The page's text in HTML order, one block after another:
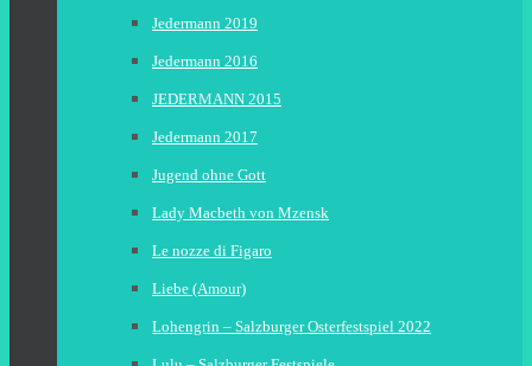
Jedermann 2019
Jedermann 2016
JEDERMANN 2015
Jedermann 2017
Jugend ohne Gott
Lady Macbeth von Mzensk
Le nozze di Figaro
Liebe (Amour)
Lohengrin – Salzburger Osterfestspiel 2022